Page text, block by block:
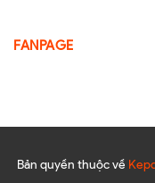
FANPAGE
Bản quyền thuộc về